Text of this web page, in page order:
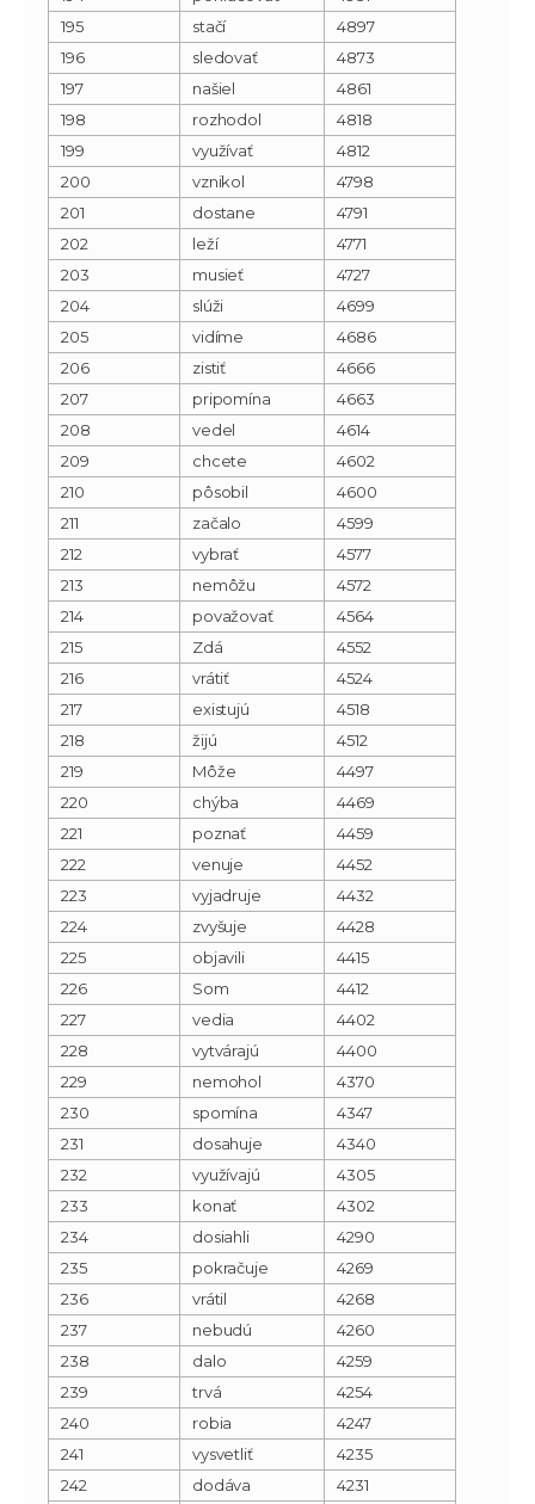
195
stačí
4897
196
sledovať
4873
197
našiel
4861
198
rozhodol
4818
199
využívať
4812
200
vznikol
4798
201
dostane
4791
202
leží
4771
203
musieť
4727
204
slúži
4699
205
vidíme
4686
206
zistiť
4666
207
pripomína
4663
208
vedel
4614
209
chcete
4602
210
pôsobil
4600
211
začalo
4599
212
vybrať
4577
213
nemôžu
4572
214
považovať
4564
215
Zdá
4552
216
vrátiť
4524
217
existujú
4518
218
žijú
4512
219
Môže
4497
220
chýba
4469
221
poznať
4459
222
venuje
4452
223
vyjadruje
4432
224
zvyšuje
4428
225
objavili
4415
226
Som
4412
227
vedia
4402
228
vytvárajú
4400
229
nemohol
4370
230
spomína
4347
231
dosahuje
4340
232
využívajú
4305
233
konať
4302
234
dosiahli
4290
235
pokračuje
4269
236
vrátil
4268
237
nebudú
4260
238
dalo
4259
239
trvá
4254
240
robia
4247
241
vysvetliť
4235
242
dodáva
4231